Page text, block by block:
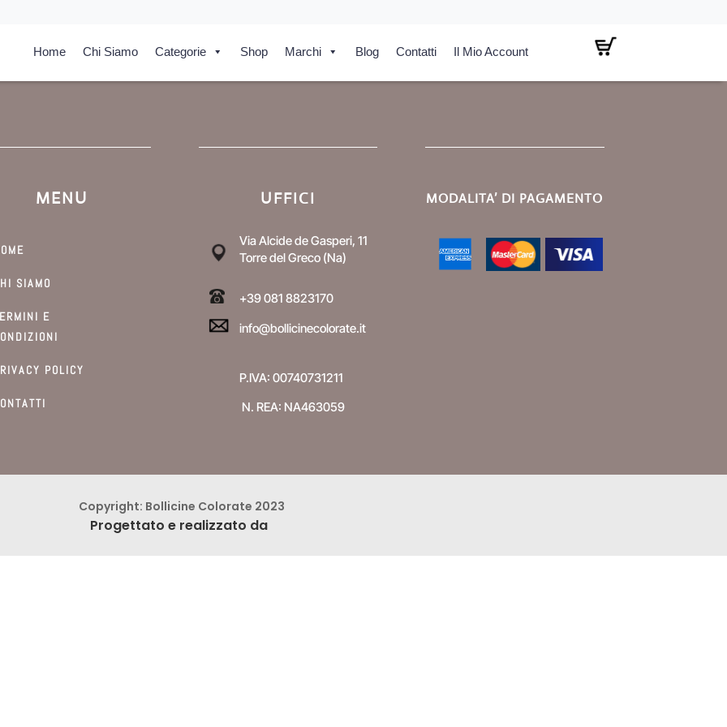
Home Chi Siamo Categorie Shop Marchi Blog Contatti Il Mio Account
MENU
SIAMO
E
POLICY
UFFICI
Via Alcide de Gasperi, 11
Torre del Greco (Na)
+39 081 8823170
info@bollicinecolorate.it
P.IVA: 00740731211
N. REA: NA463059
MODALITA’ DI PAGAMENTO
Copyright: Bollicine Colorate 2023
Progettato e realizzato da